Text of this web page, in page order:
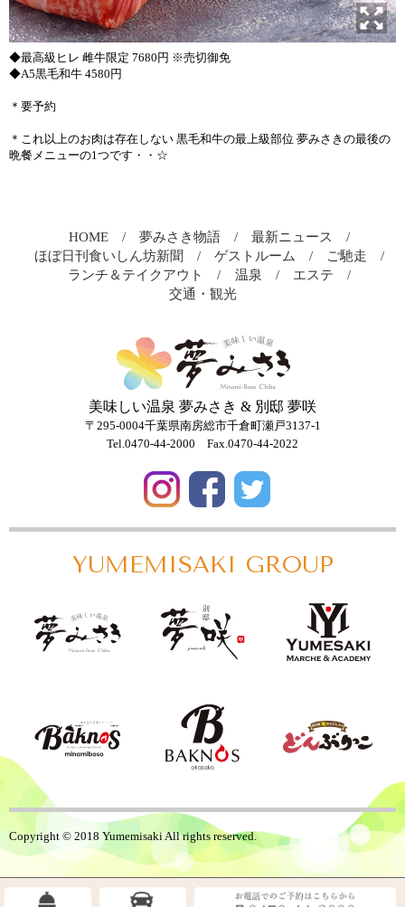
◆最高級ヒレ 雌牛限定 7680円 ※売切御免
◆A5黒毛和牛 4580円
＊要予約
＊これ以上のお肉は存在しない 黒毛和牛の最上級部位 夢みさきの最後の
晩餐メニューの1つです・・☆
HOME 夢みさき物語
最新ニュース
ほぼ日刊食いしん坊新聞
ゲストルーム
ご馳走
ランチ＆テイクアウト
温泉
エステ
交通・観光
美味しい温泉 夢みさき & 別邸 夢咲
〒295-0004千葉県南房総市千倉町瀬戸3137-1
Tel.0470-44-2000 Fax.0470-44-2022
YUMEMISAKI GROUP
Copyright © 2018 Yumemisaki All rights reserved.